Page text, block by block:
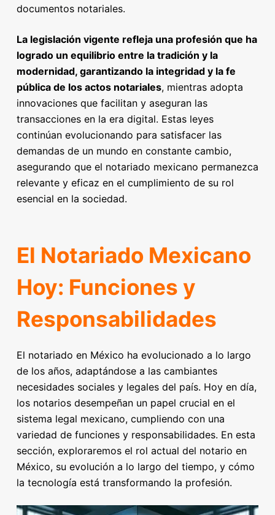
documentos notariales.
La legislación vigente refleja una profesión que ha
logrado un equilibrio entre la tradición y la
modernidad, garantizando la integridad y la fe
pública de los actos notariales, mientras adopta
innovaciones que facilitan y aseguran las
transacciones en la era digital. Estas leyes
continúan evolucionando para satisfacer las
demandas de un mundo en constante cambio,
asegurando que el notariado mexicano permanezca
relevante y eficaz en el cumplimiento de su rol
esencial en la sociedad.
El Notariado Mexicano
Hoy: Funciones y
Responsabilidades
El notariado en México ha evolucionado a lo largo
de los años, adaptándose a las cambiantes
necesidades sociales y legales del país. Hoy en día,
los notarios desempeñan un papel crucial en el
sistema legal mexicano, cumpliendo con una
variedad de funciones y responsabilidades. En esta
sección, exploraremos el rol actual del notario en
México, su evolución a lo largo del tiempo, y cómo
la tecnología está transformando la profesión.